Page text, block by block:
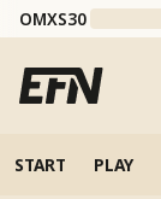
OMXS30
START PLAY